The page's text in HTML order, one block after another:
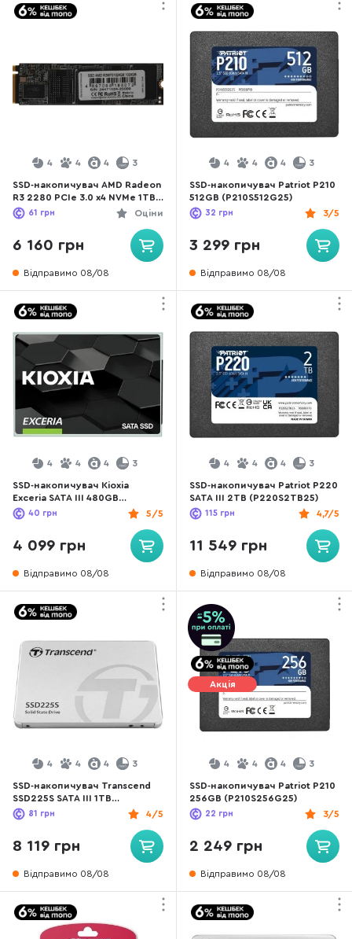
4 4 4 3
SSD-накопичувач AMD Radeon
R3 2280 PCIe 3.0 x4 NVMe 1TB
(R3MP31024G8)
Оціни
61 грн
6 160 грн
Відправимо 08/08
4 4 4 3
SSD-накопичувач Patriot P210
512GB (P210S512G25)
3/5
32 грн
3 299 грн
Відправимо 08/08
4 4 4 3
SSD-накопичувач Kioxia
Exceria SATA III 480GB
(LTC10Z480GG8)
5/5
40 грн
4 099 грн
Відправимо 08/08
4 4 4 3
SSD-накопичувач Patriot P220
SATA III 2TB (P220S2TB25)
4,7/5
115 грн
11 549 грн
Відправимо 08/08
4 4 4 3
SSD-накопичувач Transcend
SSD225S SATA III 1TB
(TS1TSSD225S)
4/5
81 грн
8 119 грн
Відправимо 08/08
Акція
4 4 4 3
SSD-накопичувач Patriot P210
256GB (P210S256G25)
3/5
22 грн
2 249 грн
Відправимо 08/08